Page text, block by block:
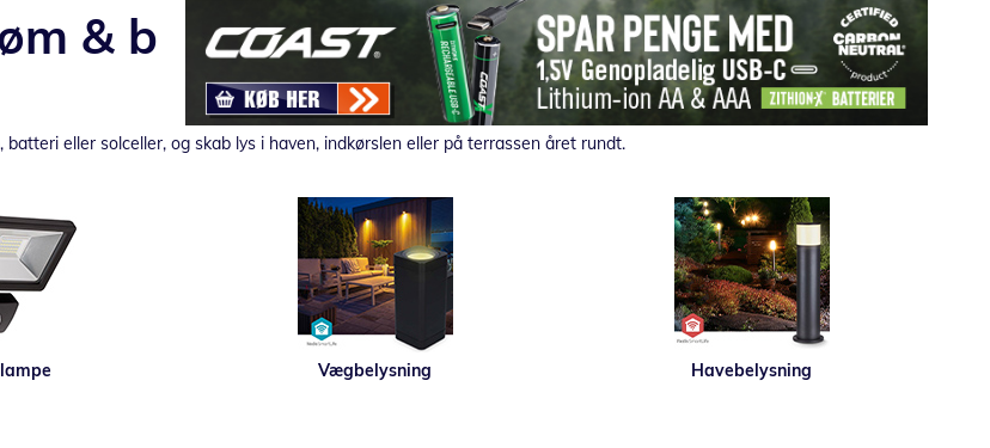
& b
eller solceller, og skab lys i haven, indkørslen eller på terrassen året rundt.
Vægbelysning Havebelysning